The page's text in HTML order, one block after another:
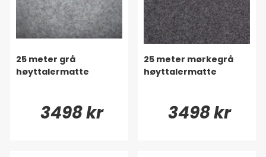
25 meter grå
høyttalermatte
3498 kr
25 meter mørkegrå
høyttalermatte
3498 kr